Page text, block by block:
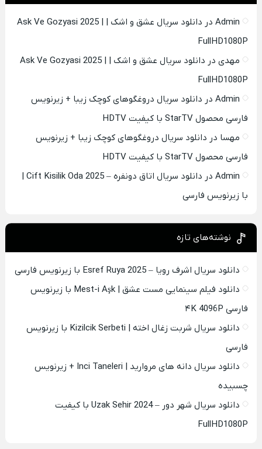
Adminدر
دانلود سریال عشق و اشک | Ask Ve Gozyasi 2025 |
FullHD1080P
مهدیدر
دانلود سریال عشق و اشک | Ask Ve Gozyasi 2025 |
FullHD1080P
Adminدر دانلود سریال دروغگوهای کوچک زیبا + زیرنویس
فارسی محصول StarTV با کیفیت HDTV
مهسا در دانلود سریال دروغگوهای کوچک زیبا + زیرنویس
فارسی محصول StarTV با کیفیت HDTV
Adminدر
دانلود سریال اتاق دونفره – Cift Kisilik Oda 2025 |
با زیرنویس فارسی
نوشته‌های تازه
دانلود سریال اشرف رویا – Esref Ruya 2025 با زیرنویس فارسی
دانلود فیلم سینمایی مست عشق | Mest-i Aşk با زیرنویس
فارسی ۴K 4096P
دانلود سریال شربت زغال اخته | Kizilcik Serbeti با زیرنویس
فارسی
دانلود سریال دانه های مروارید | Inci Taneleri + زیرنویس
چسبیده
دانلود سریال شهر دور – Uzak Sehir 2024 با کیفیت
FullHD1080P